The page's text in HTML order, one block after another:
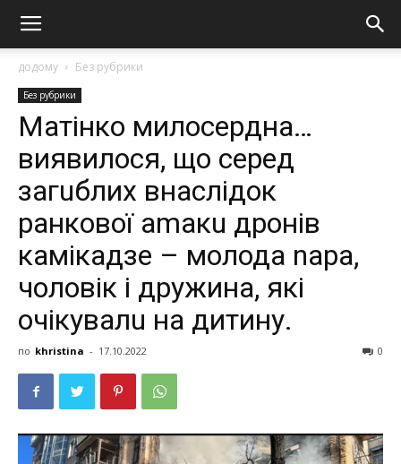
додому Без рубрики
Без рубрики
Матінко милосердна…
виявилося, що серед
загuблих внаслідок
ранкової аmакu дронів
камікадзе – молода nара,
чоловік і дружина, які
очікувалu на дитину.
по khristina - 17.10.2022 0